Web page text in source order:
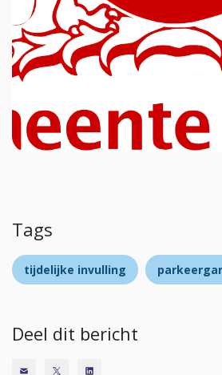
Tags
tijdelijke invulling
Deel dit bericht